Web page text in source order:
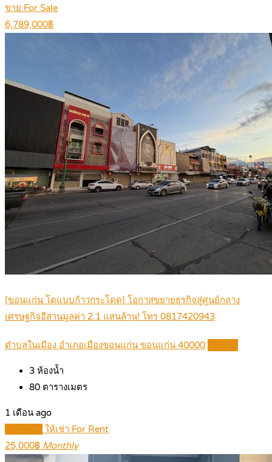
ขาย For Sale
6,789,000฿
[ขอนแก่น โตแบบก้าวกระโดด] โอกาสขยายธุรกิจสู่ศูนย์กลาง
เศรษฐกิจอีสานมูลค่า 2.1 แสนล้าน! โทร 0817420943
ตำบลในเมือง อำเภอเมืองขอนแก่น ขอนแก่น 40000
3 ห้องน้ำ
80 ตารางเมตร
1 เดือน ago
ให้เช่า For Rent
25,000฿ Monthly